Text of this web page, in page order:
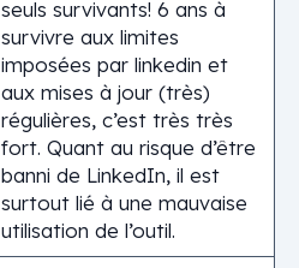
seuls survivants! 6 ans à
survivre aux limites
imposées par linkedin et
aux mises à jour (très)
régulières, c’est très très
fort. Quant au risque d’être
banni de LinkedIn, il est
surtout lié à une mauvaise
utilisation de l’outil.